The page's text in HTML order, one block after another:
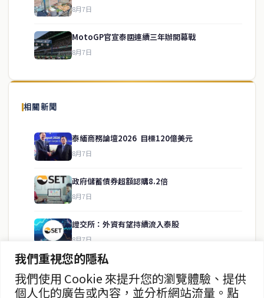
我們重視您的隱私
我們使用 Cookie 來提升您的瀏覽體驗、提供
個人化的廣告或內容，並分析網站流量。點
8月7日
MotoGP官宣泰國連續三年辦開幕戰
8月7日
相關新聞
泰緬商務論壇2026 目標120億美元
8月7日
政府儲蓄債券超額認購8.2倍
8月7日
證交所：外資有望持續流入泰股
8月7日
泰股8月6日收漲0.30% 報1614點
8月7日
關於我們
泰國中文新聞（TCN）是一家總部設於曼谷的中文新聞媒體，致力於
供即時、客觀、多元的中文新聞內容。
房地產
聯絡資訊
service@thaichinesenews.com